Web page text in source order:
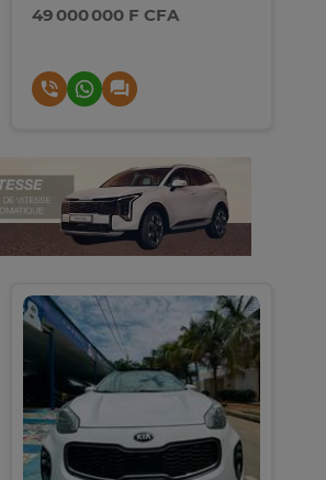
49 000 000 F CFA